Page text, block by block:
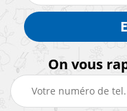
On vous